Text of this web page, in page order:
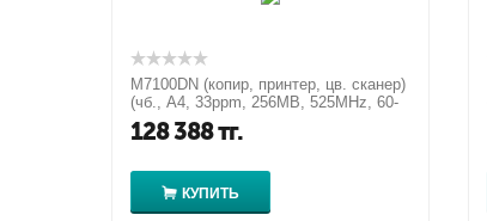
M7100DN (копир, принтер, цв. сканер)
(чб., A4, 33ppm, 256MB, 525MHz, 60-
200 г/м2, 1200x1200 dpi, ...
128 388тг.
КУПИТЬ